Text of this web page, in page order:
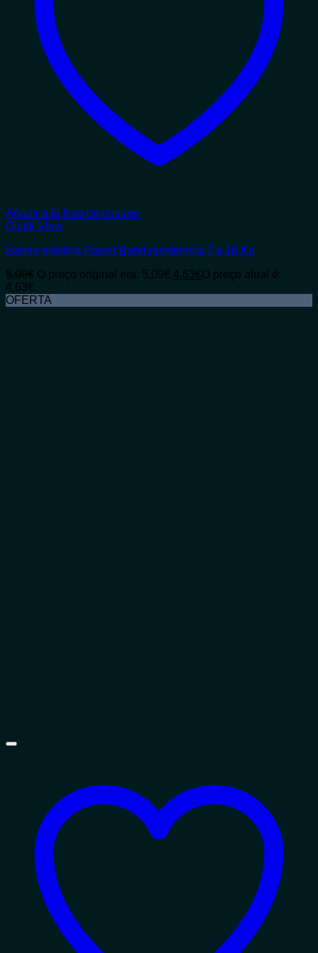
Añadir a la lista de deseos
Quick View
Banda elástica Power Band resistencia 7 a 16 Kg
5,09€ O preço original era: 5,09€.4,63€O preço atual é:
4,63€.
OFERTA